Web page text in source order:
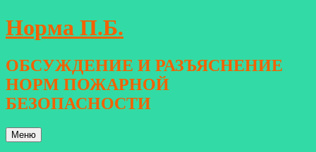
Перейти
к
Норма П.Б.
ОБСУЖДЕНИЕ И РАЗЪЯСНЕНИЕ
НОРМ ПОЖАРНОЙ
БЕЗОПАСНОСТИ
Меню